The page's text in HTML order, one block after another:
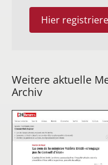
Hier
Weitere aktuelle
Archiv